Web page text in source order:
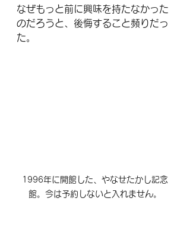
なぜもっと前に興味を持たなかった
のだろうと、後悔すること頻りだっ
た。
1996年に開館した、やなせたかし記念
館。今は予約しないと入れません。